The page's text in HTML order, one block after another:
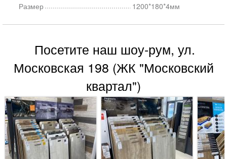
Размер 1200*180*4мм
Посетите наш шоу-рум, ул.
Московская 198 (ЖК "Московский
квартал")